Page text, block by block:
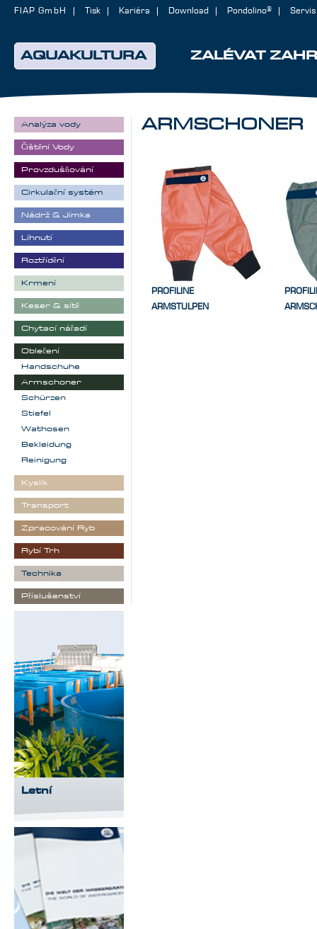
AQUAKULTURA ZALÉVAT
FIAP GmbH Tisk Kariéra Download Pondolino® Servis
ARMSCHONER
PROFILINE
ARMSTULPEN
Analýza vody
Čištění Vody
Provzdušňování
Cirkulační systém
Nádrž & Jímka
Líhnutí
Roztřídění
Krmení
Keser & sítě
Chytací nářadí
Oblečení
Handschuhe
Armschoner
Schürzen
Stiefel
Wathosen
Bekleidung
Reinigung
Kyslík
Transport
Zpracování Ryb
Rybí Trh
Technika
Příslušenství
Letní